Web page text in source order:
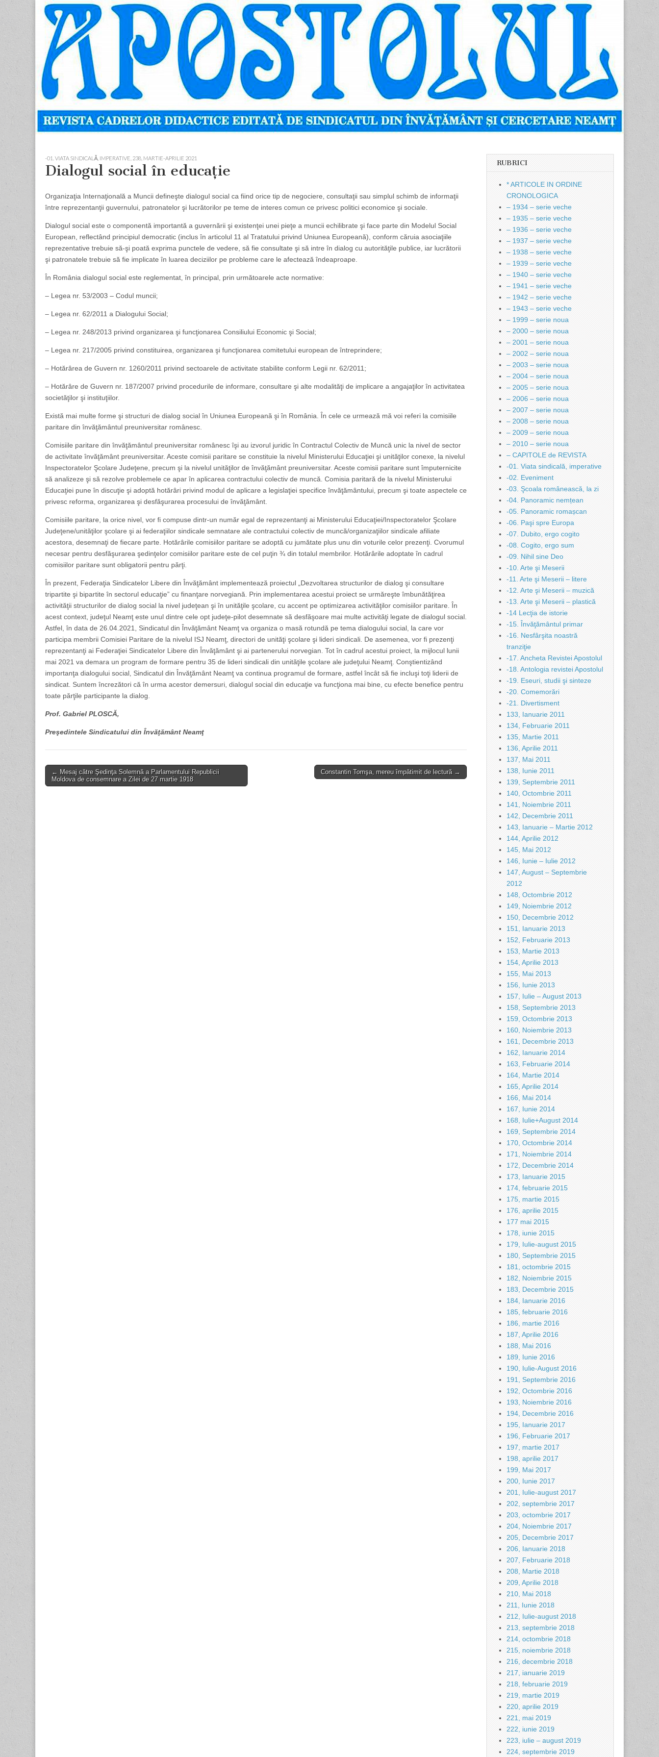
Apostolul
Revista
cadrelor
didactice
din
judetul
Neamt
content
-01. VIATA SINDICALĂ, IMPERATIVE 238, MARTIE-APRILIE 2021
Dialogul social în educaţie
Organizaţia Internaţională a Muncii defineşte dialogul social ca fiind orice tip de negociere, consultaţii sau simplul schimb de informaţii
între reprezentanţii guvernului, patronatelor şi lucrătorilor pe teme de interes comun ce privesc politici economice şi sociale.
Dialogul social este o componentă importantă a guvernării şi existenţei unei pieţe a muncii echilibrate şi face parte din Modelul Social
European, reflectând principiul democratic (inclus în articolul 11 al Tratatului privind Uniunea Europeană), conform căruia asociaţiile
reprezentative trebuie să-şi poată exprima punctele de vedere, să fie consultate şi să intre în dialog cu autorităţile publice, iar lucrătorii
şi patronatele trebuie să fie implicate în luarea deciziilor pe probleme care le afectează îndeaproape.
În România dialogul social este reglementat, în principal, prin următoarele acte normative:
– Legea nr. 53/2003 – Codul muncii;
– Legea nr. 62/2011 a Dialogului Social;
– Legea nr. 248/2013 privind organizarea şi funcţionarea Consiliului Economic şi Social;
– Legea nr. 217/2005 privind constituirea, organizarea şi funcţionarea comitetului european de întreprindere;
– Hotărârea de Guvern nr. 1260/2011 privind sectoarele de activitate stabilite conform Legii nr. 62/2011;
– Hotărâre de Guvern nr. 187/2007 privind procedurile de informare, consultare şi alte modalităţi de implicare a angajaţilor în activitatea
societăţilor şi instituţiilor.
Există mai multe forme şi structuri de dialog social în Uniunea Europeană şi în România. În cele ce urmează mă voi referi la comisiile
paritare din învăţământul preuniversitar românesc.
Comisiile paritare din învăţământul preuniversitar românesc îşi au izvorul juridic în Contractul Colectiv de Muncă unic la nivel de sector
de activitate învăţământ preuniversitar. Aceste comisii paritare se constituie la nivelul Ministerului Educaţiei şi unităţilor conexe, la nivelul
Inspectoratelor Şcolare Judeţene, precum şi la nivelul unităţilor de învăţământ preuniversitar. Aceste comisii paritare sunt împuternicite
să analizeze şi să rezolve problemele ce apar în aplicarea contractului colectiv de muncă. Comisia paritară de la nivelul Ministerului
Educaţiei pune în discuţie şi adoptă hotărâri privind modul de aplicare a legislaţiei specifice învăţământului, precum şi toate aspectele ce
privesc reforma, organizarea şi desfăşurarea procesului de învăţământ.
Comisiile paritare, la orice nivel, vor fi compuse dintr-un număr egal de reprezentanţi ai Ministerului Educaţiei/Inspectoratelor Şcolare
Judeţene/unităţilor şcolare şi ai federaţiilor sindicale semnatare ale contractului colectiv de muncă/organizaţiilor sindicale afiliate
acestora, desemnaţi de fiecare parte. Hotărârile comisiilor paritare se adoptă cu jumătate plus unu din voturile celor prezenţi. Cvorumul
necesar pentru desfăşurarea şedinţelor comisiilor paritare este de cel puţin ¾ din totalul membrilor. Hotărârile adoptate în cadrul
comisiilor paritare sunt obligatorii pentru părţi.
În prezent, Federaţia Sindicatelor Libere din Învăţământ implementează proiectul „Dezvoltarea structurilor de dialog şi consultare
tripartite şi bipartite în sectorul educaţie” cu finanţare norvegiană. Prin implementarea acestui proiect se urmăreşte îmbunătăţirea
activităţii structurilor de dialog social la nivel judeţean şi în unităţile şcolare, cu accent pe optimizarea activităţilor comisiilor paritare. În
acest context, judeţul Neamţ este unul dintre cele opt judeţe-pilot desemnate să desfăşoare mai multe activităţi legate de dialogul social.
Astfel, în data de 26.04.2021, Sindicatul din Învăţământ Neamţ va organiza o masă rotundă pe tema dialogului social, la care vor
participa membrii Comisiei Paritare de la nivelul ISJ Neamţ, directori de unităţi şcolare şi lideri sindicali. De asemenea, vor fi prezenţi
reprezentanţi ai Federaţiei Sindicatelor Libere din Învăţământ şi ai partenerului norvegian. Tot în cadrul acestui proiect, la mijlocul lunii
mai 2021 va demara un program de formare pentru 35 de lideri sindicali din unităţile şcolare ale judeţului Neamţ. Conştientizând
importanţa dialogului social, Sindicatul din Învăţământ Neamţ va continua programul de formare, astfel încât să fie incluşi toţi liderii de
sindicat. Suntem încrezători că în urma acestor demersuri, dialogul social din educaţie va funcţiona mai bine, cu efecte benefice pentru
toate părţile participante la dialog.
Prof. Gabriel PLOSCĂ,
Preşedintele Sindicatului din Învăţământ Neamţ
Post
navigation
← Mesaj către Şedinţa Solemnă a Parlamentului Republicii
Moldova de consemnare a Zilei de 27 martie 1918
Constantin Tomşa, mereu împătimit de lectură →
RUBRICI
* ARTICOLE IN ORDINE
CRONOLOGICA
– 1934 – serie veche
– 1935 – serie veche
– 1936 – serie veche
– 1937 – serie veche
– 1938 – serie veche
– 1939 – serie veche
– 1940 – serie veche
– 1941 – serie veche
– 1942 – serie veche
– 1943 – serie veche
– 1999 – serie noua
– 2000 – serie noua
– 2001 – serie noua
– 2002 – serie noua
– 2003 – serie noua
– 2004 – serie noua
– 2005 – serie noua
– 2006 – serie noua
– 2007 – serie noua
– 2008 – serie noua
– 2009 – serie noua
– 2010 – serie noua
– CAPITOLE de REVISTA
-01. Viata sindicală, imperative
-02. Eveniment
-03. Şcoala românească, la zi
-04. Panoramic nemțean
-05. Panoramic romașcan
-06. Paşi spre Europa
-07. Dubito, ergo cogito
-08. Cogito, ergo sum
-09. Nihil sine Deo
-10. Arte şi Meserii
-11. Arte şi Meserii – litere
-12. Arte şi Meserii – muzică
-13. Arte şi Meserii – plastică
-14 Lecţia de istorie
-15. Învăţământul primar
-16. Nesfârşita noastră
tranziţie
-17. Ancheta Revistei Apostolul
-18. Antologia revistei Apostolul
-19. Eseuri, studii şi sinteze
-20. Comemorări
-21. Divertisment
133, Ianuarie 2011
134, Februarie 2011
135, Martie 2011
136, Aprilie 2011
137, Mai 2011
138, Iunie 2011
139, Septembrie 2011
140, Octombrie 2011
141, Noiembrie 2011
142, Decembrie 2011
143, Ianuarie – Martie 2012
144, Aprilie 2012
145, Mai 2012
146, Iunie – Iulie 2012
147, August – Septembrie
2012
148, Octombrie 2012
149, Noiembrie 2012
150, Decembrie 2012
151, Ianuarie 2013
152, Februarie 2013
153, Martie 2013
154, Aprilie 2013
155, Mai 2013
156, Iunie 2013
157, Iulie – August 2013
158, Septembrie 2013
159, Octombrie 2013
160, Noiembrie 2013
161, Decembrie 2013
162, Ianuarie 2014
163, Februarie 2014
164, Martie 2014
165, Aprilie 2014
166, Mai 2014
167, Iunie 2014
168, Iulie+August 2014
169, Septembrie 2014
170, Octombrie 2014
171, Noiembrie 2014
172, Decembrie 2014
173, Ianuarie 2015
174, februarie 2015
175, martie 2015
176, aprilie 2015
177 mai 2015
178, iunie 2015
179, Iulie-august 2015
180, Septembrie 2015
181, octombrie 2015
182, Noiembrie 2015
183, Decembrie 2015
184, Ianuarie 2016
185, februarie 2016
186, martie 2016
187, Aprilie 2016
188, Mai 2016
189, Iunie 2016
190, Iulie-August 2016
191, Septembrie 2016
192, Octombrie 2016
193, Noiembrie 2016
194, Decembrie 2016
195, Ianuarie 2017
196, Februarie 2017
197, martie 2017
198, aprilie 2017
199, Mai 2017
200, Iunie 2017
201, Iulie-august 2017
202, septembrie 2017
203, octombrie 2017
204, Noiembrie 2017
205, Decembrie 2017
206, Ianuarie 2018
207, Februarie 2018
208, Martie 2018
209, Aprilie 2018
210, Mai 2018
211, Iunie 2018
212, Iulie-august 2018
213, septembrie 2018
214, octombrie 2018
215, noiembrie 2018
216, decembrie 2018
217, ianuarie 2019
218, februarie 2019
219, martie 2019
220, aprilie 2019
221, mai 2019
222, iunie 2019
223, iulie – august 2019
224, septembrie 2019